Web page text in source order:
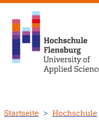
zum
Startseite Hochschule